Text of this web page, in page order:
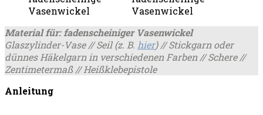
Material für: fadenscheiniger Vasenwickel
Glaszylinder-Vase // Seil (z. B. hier) // Stickgarn oder
dünnes Häkelgarn in verschiedenen Farben // Schere //
Zentimetermaß // Heißklebepistole
Anleitung